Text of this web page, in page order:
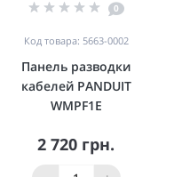
0
Код товара: 5663-0002
Панель разводки
кабелей PANDUIT
WMPF1E
2 720 грн.